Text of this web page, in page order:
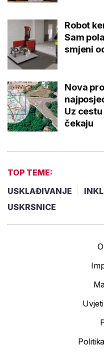
Robot
Sam
smjeni
Nova
Uz
čekaju
TOP TEME:
USKLAĐIVANJE
USKRSNICE